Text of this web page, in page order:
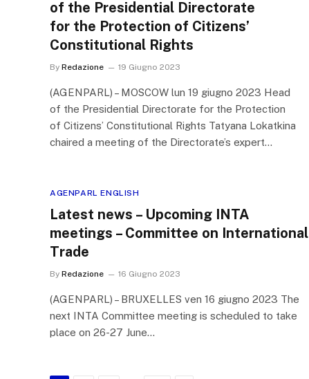
of the Presidential Directorate
for the Protection of Citizens’
Constitutional Rights
By Redazione 19 Giugno 2023
(AGENPARL) – MOSCOW lun 19 giugno 2023 Head
of the Presidential Directorate for the Protection
of Citizens’ Constitutional Rights Tatyana Lokatkina
chaired a meeting of the Directorate’s expert…
AGENPARL ENGLISH
Latest news – Upcoming INTA
meetings – Committee on International
Trade
By Redazione 16 Giugno 2023
(AGENPARL) – BRUXELLES ven 16 giugno 2023 The
next INTA Committee meeting is scheduled to take
place on 26-27 June…